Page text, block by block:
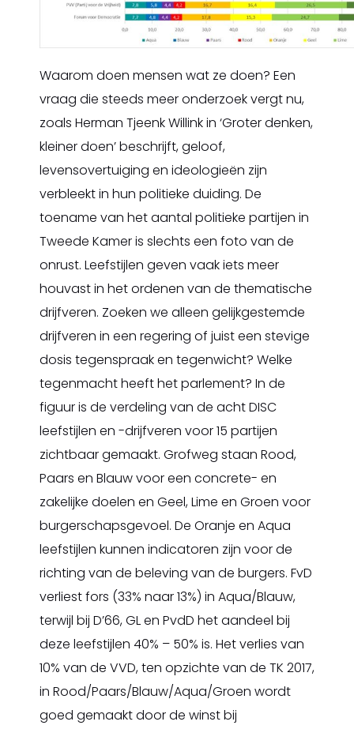
Waarom doen mensen wat ze doen? Een
vraag die steeds meer onderzoek vergt nu,
zoals Herman Tjeenk Willink in ‘Groter denken,
kleiner doen’ beschrijft, geloof,
levensovertuiging en ideologieën zijn
verbleekt in hun politieke duiding. De
toename van het aantal politieke partijen in
Tweede Kamer is slechts een foto van de
onrust. Leefstijlen geven vaak iets meer
houvast in het ordenen van de thematische
drijfveren. Zoeken we alleen gelijkgestemde
drijfveren in een regering of juist een stevige
dosis tegenspraak en tegenwicht? Welke
tegenmacht heeft het parlement? In de
figuur is de verdeling van de acht DISC
leefstijlen en -drijfveren voor 15 partijen
zichtbaar gemaakt. Grofweg staan Rood,
Paars en Blauw voor een concrete- en
zakelijke doelen en Geel, Lime en Groen voor
burgerschapsgevoel. De Oranje en Aqua
leefstijlen kunnen indicatoren zijn voor de
richting van de beleving van de burgers. FvD
verliest fors (33% naar 13%) in Aqua/Blauw,
terwijl bij D’66, GL en PvdD het aandeel bij
deze leefstijlen 40% – 50% is. Het verlies van
10% van de VVD, ten opzichte van de TK 2017,
in Rood/Paars/Blauw/Aqua/Groen wordt
goed gemaakt door de winst bij